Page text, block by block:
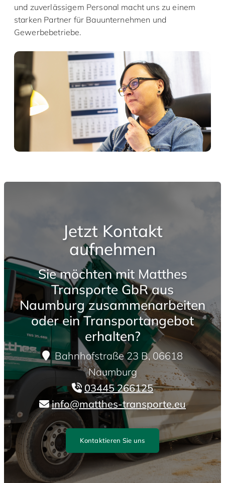
und zuverlässigem Personal macht uns zu einem
starken Partner für Bauunternehmen und
Gewerbebetriebe.
Jetzt Kontakt
aufnehmen
Sie möchten mit Matthes
Transporte GbR aus
Naumburg zusammenarbeiten
oder ein Transportangebot
erhalten?
Bahnhofstraße 23 B, 06618
Naumburg
 03445 266125
 info@matthes-transporte.eu
Kontaktieren Sie uns